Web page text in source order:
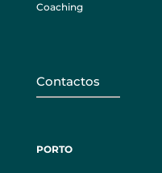
Coaching
Contactos
PORTO